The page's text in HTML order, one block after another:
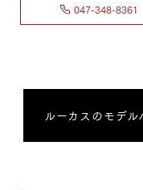
047-348-8361
ルーカスのモデル